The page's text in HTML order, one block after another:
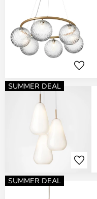
SUMMER DEAL
SUMMER DEAL